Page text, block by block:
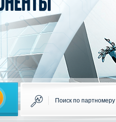
Поиск по партномеру